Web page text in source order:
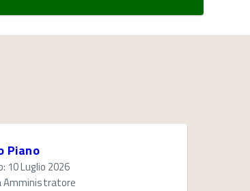
Piano
10 Luglio 2026
Amministratore